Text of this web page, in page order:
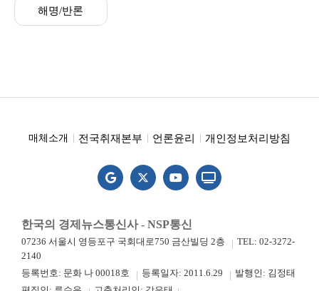
해명/반론
매체소개 전국취재본부 언론윤리 개인정보처리방침
한국의 경제뉴스통신사 - NSP통신
07236 서울시 영등포구 국회대로750 금산빌딩 2층
TEL: 02-3272-
2140
등록번호: 문화 나 00018호
등록일자: 2011.6.29
발행인: 김정태